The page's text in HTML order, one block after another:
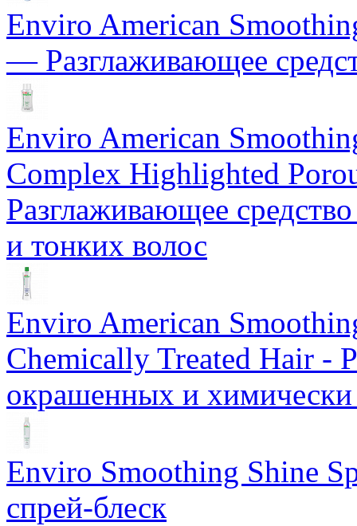
Enviro American
— Разглаживающее
Enviro American
Complex Highlighted
Разглаживающее
и тонких волос
Еnviro American
Chemically Treated Hair -
окрашенных и
Enviro Smoothing Shine
спрей-блеск